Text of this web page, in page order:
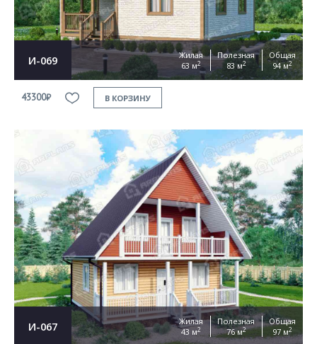
И-069
Жилая
63 м2
Полезная
83 м2
Общая
94 м2
43300₽ В КОРЗИНУ
И-067
Жилая
43 м2
Полезная
76 м2
Общая
97 м2